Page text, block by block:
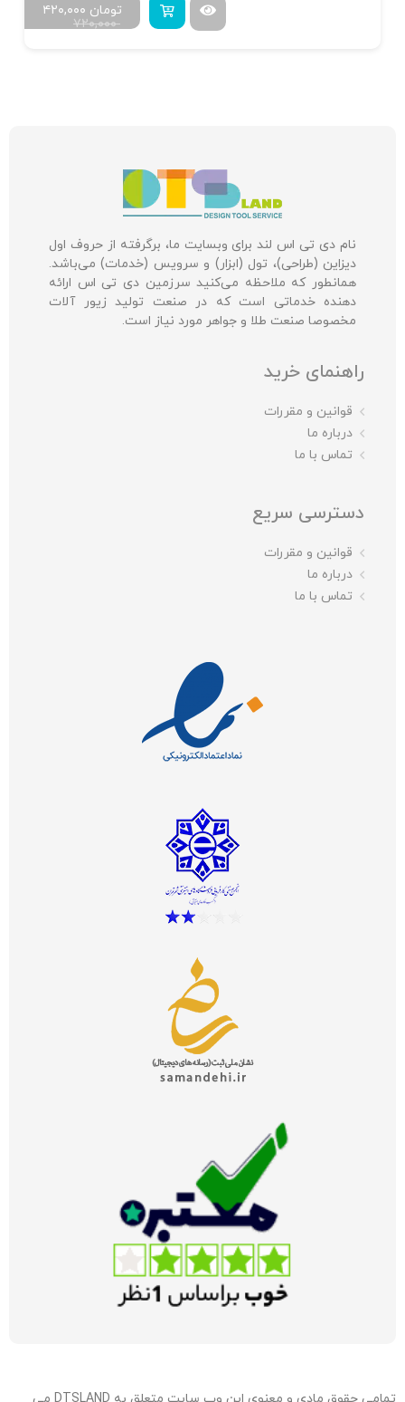
۷۲۰,۰۰۰
۴۲۰,۰۰۰ تومان
نام دی تی اس لند برای وبسایت ما، برگرفته از حروف اول
دیزاین (طراحی)، تول (ابزار) و سرویس (خدمات) می‌باشد.
همانطور که ملاحظه می‌کنید سرزمین دی تی اس ارائه
دهنده خدماتی است که در صنعت تولید زیور آلات
مخصوصا صنعت طلا و جواهر مورد نیاز است.
راهنمای خرید
قوانین و مقررات
درباره ما
تماس با ما
دسترسی سریع
قوانین و مقررات
درباره ما
تماس با ما
تمامی حقوق مادی و معنوی این وب سایت متعلق به DTSLAND می